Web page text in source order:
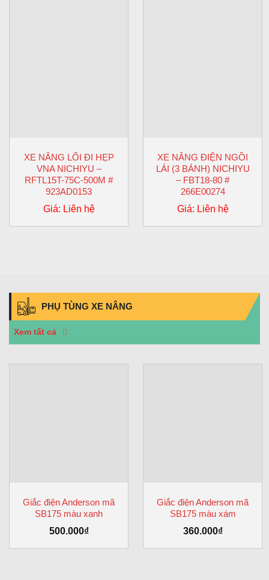
XE NÂNG LỐI ĐI HẸP
VNA NICHIYU –
RFTL15T-75C-500M #
923AD0153
Giá: Liên hệ
XE NÂNG ĐIỆN NGỒI
LÁI (3 BÁNH) NICHIYU
– FBT18-80 #
266E00274
Giá: Liên hệ
PHỤ TÙNG XE NÂNG
Xem tất cả
Giắc điện Anderson mã
SB175 màu xanh
500.000₫
Giắc điện Anderson mã
SB175 màu xám
360.000₫